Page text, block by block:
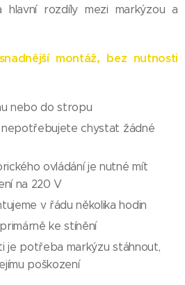
hlavní rozdíly mezi markýzou a
montáž, bez nutnosti
nebo do stropu
nepotřebujete chystat žádné
ovládání je nutné mít
na 220 V
v řádu několika hodin
ke stínění
je potřeba markýzu stáhnout,
poškození